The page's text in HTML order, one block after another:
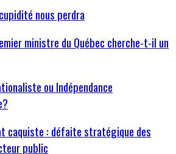
nous perdra
ministre du Québec cherche-t-il un
ou Indépendance
caquiste : défaite stratégique des
public